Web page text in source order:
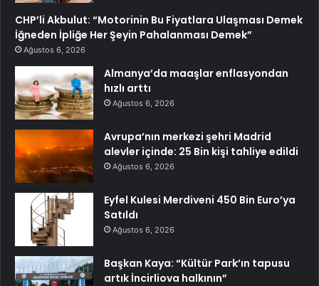
CHP’li Akbulut: “Motorinin Bu Fiyatlara Ulaşması Demek
İğneden İpliğe Her Şeyin Pahalanması Demek”
Ağustos 6, 2026
Almanya’da maaşlar enflasyondan
hızlı arttı
Ağustos 6, 2026
Avrupa’nın merkezi şehri Madrid
alevler içinde: 25 Bin kişi tahliye edildi
Ağustos 6, 2026
Eyfel Kulesi Merdiveni 450 Bin Euro’ya
Satıldı
Ağustos 6, 2026
Başkan Kaya: “Kültür Park’ın tapusu
artık İncirliova halkının”